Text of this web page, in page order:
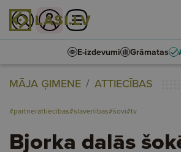
E-izdevumi Grāmatas
MĀJA ĢIMENE ATTIECĪBAS
#partnerattiecības#slavenības#šovi#tv
Bjorka dalās